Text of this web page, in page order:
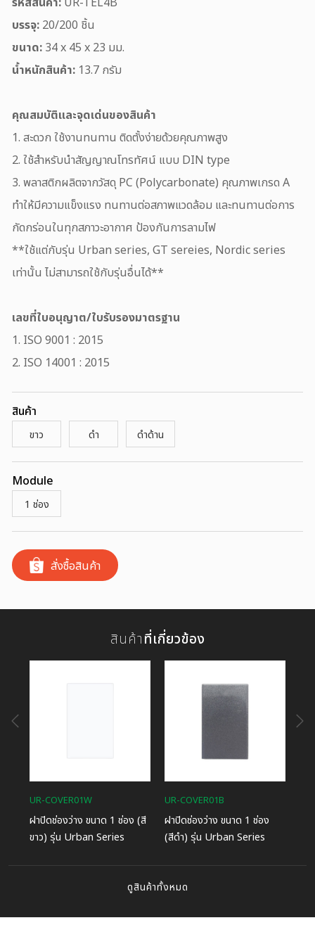
บรรจุ: 20/200 ชิ้น
ขนาด: 34 x 45 x 23 มม.
น้ำหนักสินค้า: 13.7 กรัม
คุณสมบัติและจุดเด่นของสินค้า
1. สะดวก ใช้งานทนทาน ติดตั้งง่ายด้วยคุณภาพสูง
2. ใช้สำหรับนำสัญญาณโทรทัศน์ แบบ DIN type
3. พลาสติกผลิตจากวัสดุ PC (Polycarbonate) คุณภาพเกรด A
ทำให้มีความแข็งแรง ทนทานต่อสภาพแวดล้อม และทนทานต่อการ
กัดกร่อนในทุกสภาวะอากาศ ป้องกันการลามไฟ
**ใช้แต่กับรุ่น Urban series, GT sereies, Nordic series
เท่านั้น ไม่สามารถใช้กับรุ่นอื่นได้**
เลขที่ใบอนุญาต/ใบรับรองมาตรฐาน
1. ISO 9001 : 2015
2. ISO 14001 : 2015
สินค้า
ขาว ดำ ดำด้าน
Module
1 ช่อง
สั่งซื้อสินค้า
สินค้าที่เกี่ยวข้อง
UR-COVER01W
ฝาปิดช่องว่าง ขนาด 1 ช่อง (สี
ขาว) รุ่น Urban Series
UR-COVER01B
ฝาปิดช่องว่าง ขนาด 1 ช่อง
(สีดำ) รุ่น Urban Series
ดูสินค้าทั้งหมด